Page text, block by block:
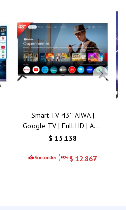
Smart TV 43'' AIWA |
Google TV | Full HD | AW-
43B4SMFL
$ 15.138
$ 12.867